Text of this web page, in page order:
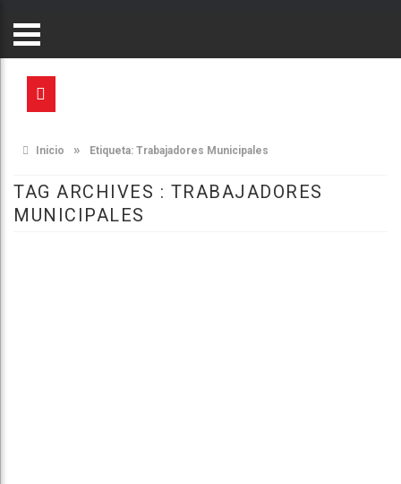
Inicio » Etiqueta: Trabajadores Municipales
TAG ARCHIVES : TRABAJADORES
MUNICIPALES